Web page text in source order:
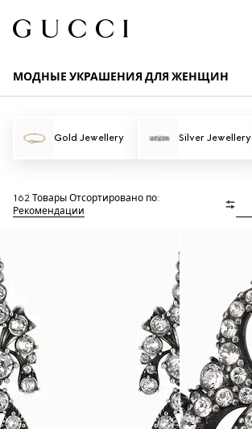
МОДНЫЕ УКРАШЕНИЯ ДЛЯ ЖЕНЩИН
Gold Jewellery Silver Jewellery
162 Товары Отсортировано по:
Рекомендации